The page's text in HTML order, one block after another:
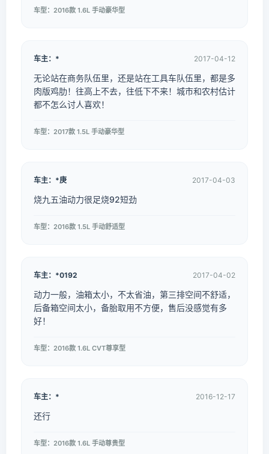
车型：2016款 1.6L 手动豪华型
车主：* 2017-04-12
无论站在商务队伍里，还是站在工具车队伍里，都是多
肉版鸡肋！往高上不去，往低下不来！城市和农村估计
都不怎么讨人喜欢！
车型：2017款 1.5L 手动豪华型
车主：*庚 2017-04-03
烧九五油动力很足烧92短劲
车型：2016款 1.5L 手动舒适型
车主：*0192 2017-04-02
动力一般，油箱太小，不太省油，第三排空间不舒适，
后备箱空间太小，备胎取用不方便，售后没感觉有多
好！
车型：2016款 1.6L CVT尊享型
车主：* 2016-12-17
还行
车型：2016款 1.6L 手动尊贵型